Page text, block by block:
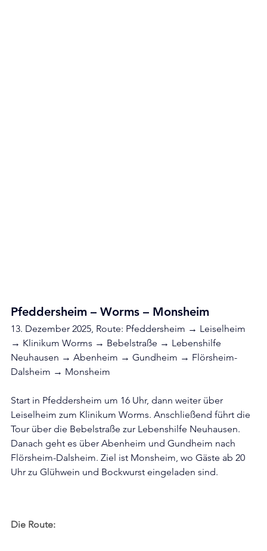
Pfeddersheim – Worms – Monsheim
13. Dezember 2025, Route: Pfeddersheim → Leiselheim
→ Klinikum Worms → Bebelstraße → Lebenshilfe
Neuhausen → Abenheim → Gundheim → Flörsheim-
Dalsheim → Monsheim
Start in Pfeddersheim um 16 Uhr, dann weiter über
Leiselheim zum Klinikum Worms. Anschließend führt die
Tour über die Bebelstraße zur Lebenshilfe Neuhausen.
Danach geht es über Abenheim und Gundheim nach
Flörsheim-Dalsheim. Ziel ist Monsheim, wo Gäste ab 20
Uhr zu Glühwein und Bockwurst eingeladen sind.
Die Route: